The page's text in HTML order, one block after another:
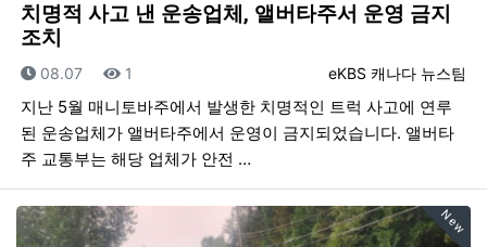
치명적 사고 낸 운송업체, 앨버타주서 운영 금지
조치
등록자
eKBS 캐나다 뉴스팀
등록일
08.07 조회
1
지난 5월 매니토바주에서 발생한 치명적인 트럭 사고에 연루
된 운송업체가 앨버타주에서 운영이 금지되었습니다. 앨버타
주 교통부는 해당 업체가 안전 …
New